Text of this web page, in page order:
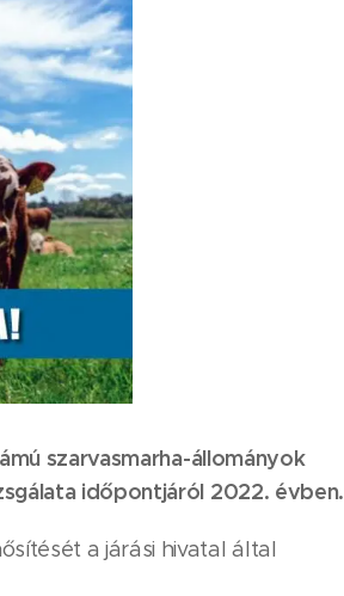
szarvasmarha-állományok
időpontjáról 2022. évben.
a járási hivatal által